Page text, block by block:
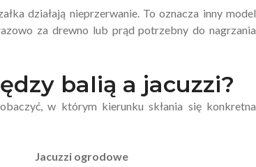
działają nieprzerwanie. To oznacza inny model
za drewno lub prąd potrzebny do nagrzania
balią a jacuzzi?
w którym kierunku skłania się konkretna
Jacuzzi ogrodowe